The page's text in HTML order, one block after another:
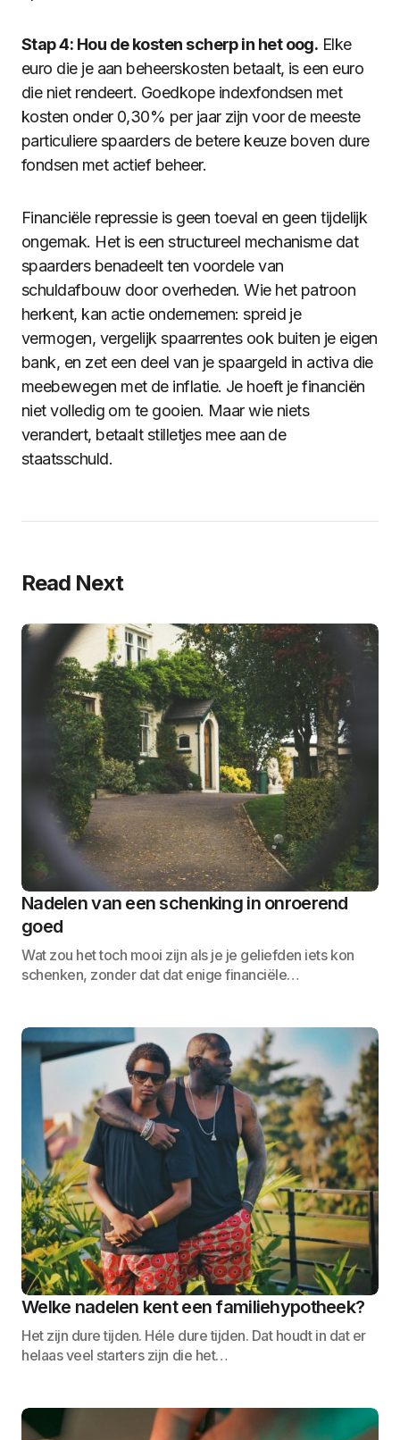
Stap 4: Hou de kosten scherp in het oog. Elke
euro die je aan beheerskosten betaalt, is een euro
die niet rendeert. Goedkope indexfondsen met
kosten onder 0,30% per jaar zijn voor de meeste
particuliere spaarders de betere keuze boven dure
fondsen met actief beheer.
Financiële repressie is geen toeval en geen tijdelijk
ongemak. Het is een structureel mechanisme dat
spaarders benadeelt ten voordele van
schuldafbouw door overheden. Wie het patroon
herkent, kan actie ondernemen: spreid je
vermogen, vergelijk spaarrentes ook buiten je eigen
bank, en zet een deel van je spaargeld in activa die
meebewegen met de inflatie. Je hoeft je financiën
niet volledig om te gooien. Maar wie niets
verandert, betaalt stilletjes mee aan de
staatsschuld.
Read Next
Nadelen van een schenking in onroerend
goed
Wat zou het toch mooi zijn als je je geliefden iets kon
schenken, zonder dat dat enige financiële…
Welke nadelen kent een familiehypotheek?
Het zijn dure tijden. Héle dure tijden. Dat houdt in dat er
helaas veel starters zijn die het…